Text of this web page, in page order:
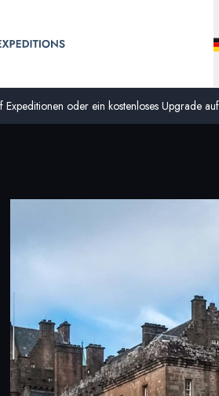
oder ein kostenloses Upgrade